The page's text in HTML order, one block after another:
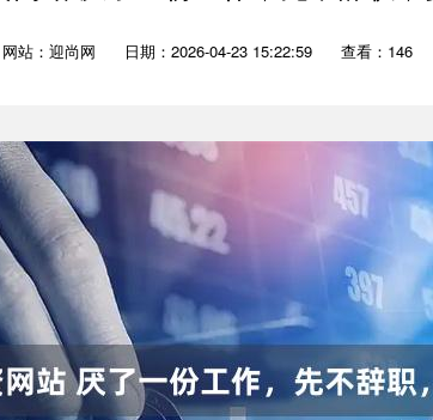
网站：迎尚网 日期：2026-04-23 15:22:59 查看：146